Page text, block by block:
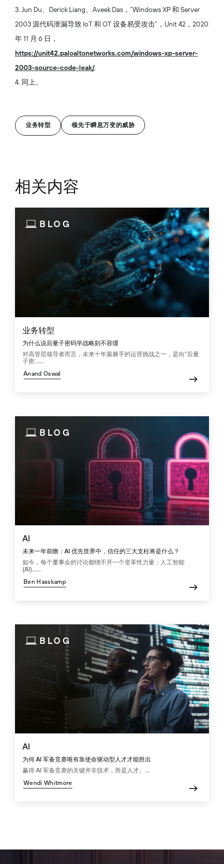
3. Jun Du、Derick Liang、Aveek Das，“Windows XP 和 Server
2003 源代码泄漏导致 IoT 和 OT 设备易受攻击”，Unit 42，2020
年 11 月 6 日，
https://unit42.paloaltonetworks.com/windows-xp-server-
2003-source-code-leak/.
4. 同上。
业务转型 领先于瞬息万变的威胁
相关内容
BLOG
业务转型
为什么说后量子密码学战略刻不容缓
对高管层领导者而言，未来十年最棘手的运营挑战之一，是向“后量
子密......
Anand Oswal
BLOG
AI
未来一年前瞻：AI 优先世界中，信任的三大支柱将是什么？
如今，每个董事会的讨论都绕不开一个变革性力量：人工智能
(AI)......
Ben Hasskamp
BLOG
AI
为何 AI 军备竞赛唯有靠使命驱动型人才才能胜出
赢得 AI 军备竞赛的关键并非技术，而是人才。...
Wendi Whitmore